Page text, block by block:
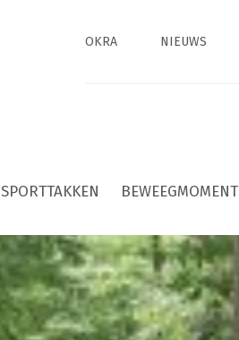
OKRA NIEUWS
SPORTTAKKEN BEWEEGMOMENT